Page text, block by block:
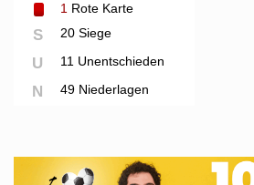
1 Rote Karte
S 20 Siege
U 11 Unentschieden
N 49 Niederlagen